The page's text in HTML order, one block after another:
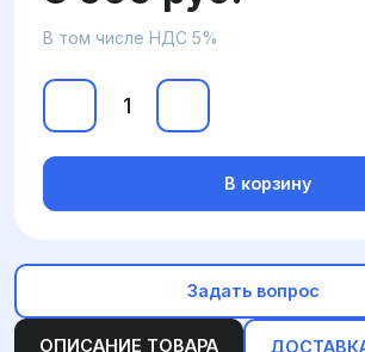
ОПИСАНИЕ ТОВАРА
В том числе НДС 5%
В корзину
Задать вопрос